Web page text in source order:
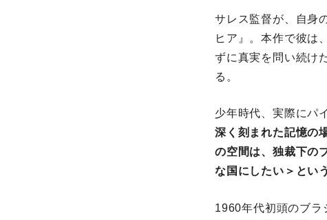
サレス監督が、⾃⾝
ヒア』。本作で彼は
ずに真実を問い続け
る。
少年時代、実際にパ
深く刻まれた記憶の
の空間は、独裁下の
な国にしたい＞とい
1960年代初頭のブラ